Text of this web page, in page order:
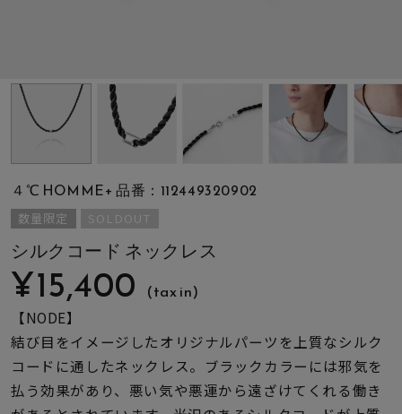
誕生石
石の色
ファッションテイス
ト
着用シーン
コレクション
４℃ HOMME+ 品番：112449320902
数量限定 SOLDOUT
シルクコード ネックレス
¥15,400 (tax in)
【NODE】
結び目をイメージしたオリジナルパーツを上質なシルク
コードに通したネックレス。ブラックカラーには邪気を
払う効果があり、悪い気や悪運から遠ざけてくれる働き